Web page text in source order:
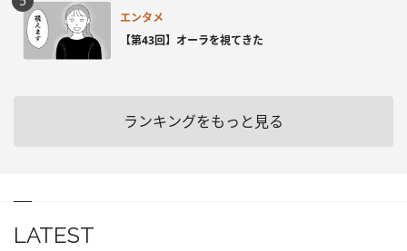
エンタメ
【第43回】オーラを視てきた
ランキングをもっと見る
LATEST